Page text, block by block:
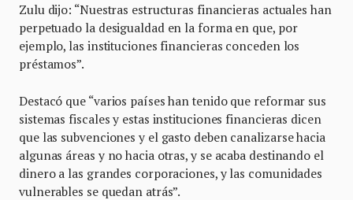
Zulu dijo: “Nuestras estructuras financieras actuales han
perpetuado la desigualdad en la forma en que, por
ejemplo, las instituciones financieras conceden los
préstamos”.
Destacó que “varios países han tenido que reformar sus
sistemas fiscales y estas instituciones financieras dicen
que las subvenciones y el gasto deben canalizarse hacia
algunas áreas y no hacia otras, y se acaba destinando el
dinero a las grandes corporaciones, y las comunidades
vulnerables se quedan atrás”.